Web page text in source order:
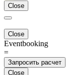
Close
Close
Eventbooking
=
Запросить расчет
Close